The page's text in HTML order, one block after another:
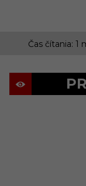
Čas čítania: 1